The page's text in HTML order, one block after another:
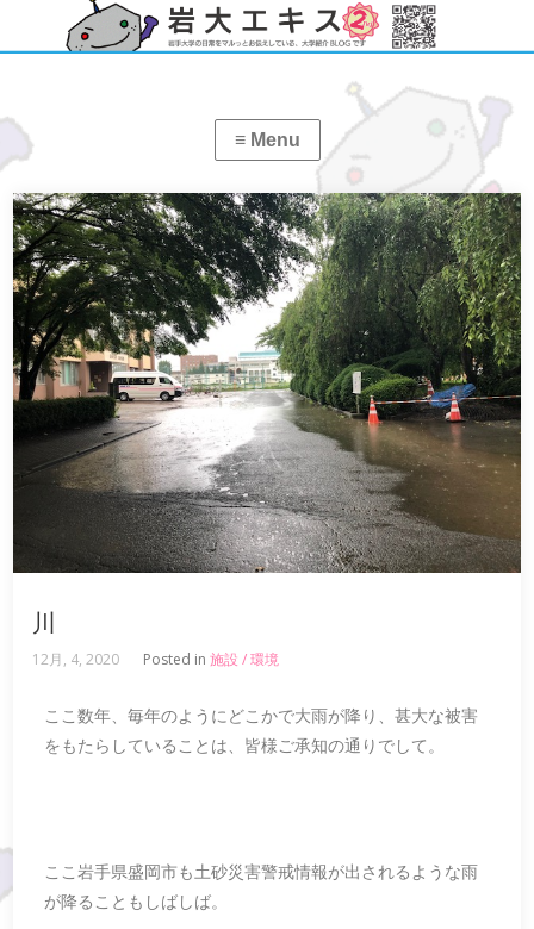
川
12月, 4, 2020 Posted in施設 / 環境
ここ数年、毎年のようにどこかで大雨が降り、甚大な被害
をもたらしていることは、皆様ご承知の通りでして。
ここ岩手県盛岡市も土砂災害警戒情報が出されるような雨
が降ることもしばしば。